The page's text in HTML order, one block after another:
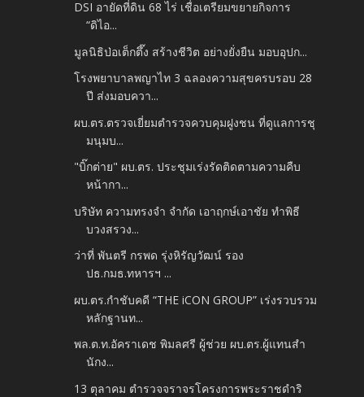
DSI อายัดที่ดิน 68 ไร่ เชื่อเตรียมขยายกิจการ
“ดิไอ...
มูลนิธิป่อเต็กตึ๊ง สร้างชีวิต อย่างยั่งยืน มอบอุปก...
โรงพยาบาลพญาไท 3 ฉลองความสุขครบรอบ 28
ปี ส่งมอบควา...
ผบ.ตร.ตรวจเยี่ยมตำรวจควบคุมฝูงชน ที่ดูแลการชุ
มนุมบ...
"บิ๊กต่าย" ผบ.ตร. ประชุมเร่งรัดติดตามความคืบ
หน้ากา...
บริษัท ความทรงจำ จำกัด เอาฤกษ์เอาชัย ทำพิธี
บวงสรวง...
ว่าที่ พันตรี กรพด รุ่งหิรัญวัฒน์ รอง
ปธ.กมธ.ทหารฯ ...
ผบ.ตร.กำชับคดี “THE iCON GROUP” เร่งรวบรวม
หลักฐานท...
พล.ต.ท.อัคราเดช พิมลศรี ผู้ช่วย ผบ.ตร.ผู้แทนสำ
นักง...
13 ตุลาคม ตำรวจจราจรโครงการพระราชดำริ